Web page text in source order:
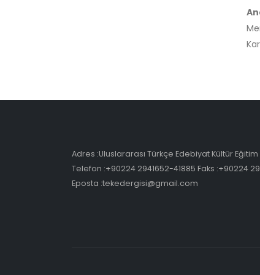
Adres :Uluslararası Türkçe Edebiyat Kültür
Telefon :+90224 2941652-41885 Faks :+90224
Eposta :tekedergisi@gmail.com